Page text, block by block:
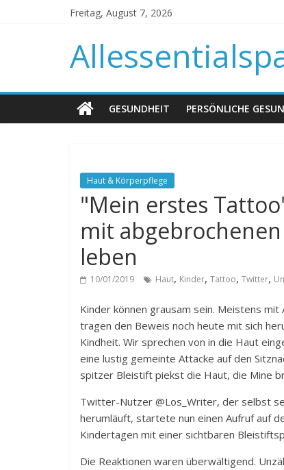
Freitag, August 7, 2026
GESUNDHEIT PERSÖNLICHE
Haut & Körperpflege
"Mein erstes
mit
leben
10/01/2019 Haut, Kinder, Tattoo, Twitter,
Kinder können grausam sein. Meistens
tragen den Beweis noch heute mit sich
Kindheit. Wir sprechen von in die Haut
eine lustig gemeinte Attacke auf den
spitzer Bleistift piekst die Haut, die Mine
Twitter-Nutzer @Los_Writer, der selbst
herumläuft, startete nun einen Aufruf auf
Kindertagen mit einer sichtbaren
Die Reaktionen waren überwältigend.